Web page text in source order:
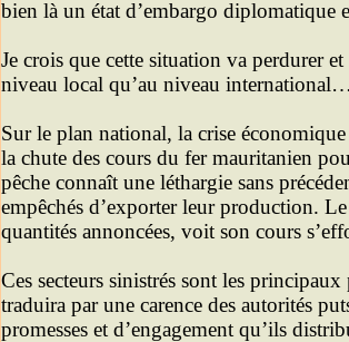
bien là un état d’embargo diplomatique
Je crois que cette situation va perdurer
niveau local qu’au niveau
Sur le plan national, la crise économique
la chute des cours du fer mauritanien
pêche connaît une léthargie sans
empêchés d’exporter leur production.
quantités annoncées, voit son cours
Ces secteurs sinistrés sont les
traduira par une carence des autorités
promesses et d’engagement qu’ils